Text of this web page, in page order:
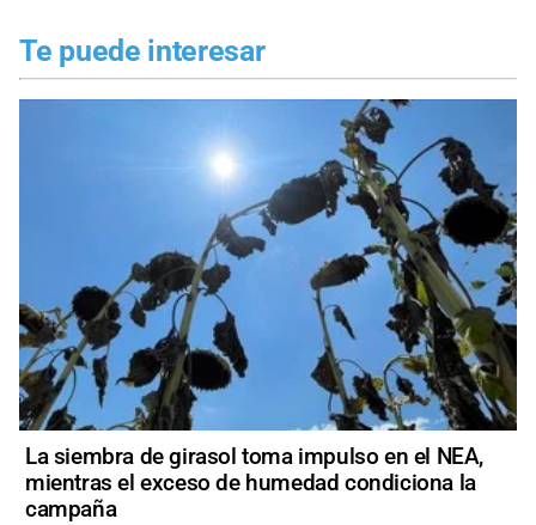
Te puede interesar
La siembra de girasol toma impulso en el NEA,
mientras el exceso de humedad condiciona la
campaña